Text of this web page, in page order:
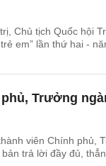
Chủ tịch Quốc hội
em” lần thứ hai -
Trưởng
viên Chính phủ,
trả lời đầy đủ,